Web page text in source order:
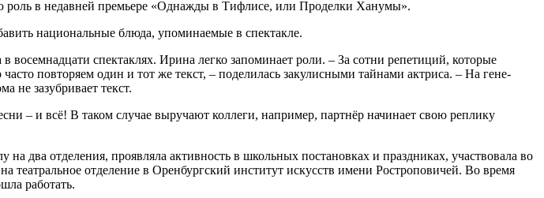
роль в недавней пре­мьере «Однажды в Тифлисе, или Проделки Ханумы».
националь­ные блюда, упоминаемые в спектакле.
восемнадцати спек­таклях. Ирина легко запоминает роли. – За сотни репетиций, которые
повторяем один и тот же текст, – поделилась закулисными тайнами актриса. – На гене­
не зазубривает текст.
– и всё! В таком случае выручают коллеги, например, партнёр начинает свою реплику
два отделения, про­являла активность в школьных постановках и праздниках, участвовала во
отделение в Оренбургский институт искусств имени Ростроповичей. Во время
работать.